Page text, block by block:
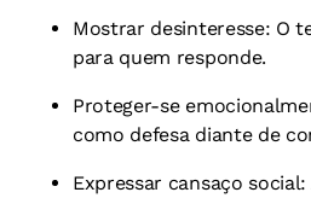
Mostrar desinteresse: O
para quem responde.
Proteger-se
como defesa diante de
Expressar cansaço